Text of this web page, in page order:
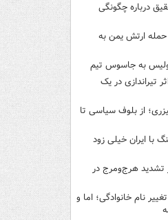
درباره چگونگی
ارتش یمن به
به جاسوس تیم
تیراندازی در یک
از بلوف سیاسی تا
با ایران خیلی زود
تشدید هرج‌ومرج در
نام خانوادگی؛ اما و